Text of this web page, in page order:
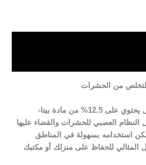
من الحشرات
هو مبيد حشري قوي وفعّال يحتوي على 12.5% من مادة بيتا-
العصبي للحشرات والقضاء عليها
استخدامه بسهولة في المناطق
المثالي للحفاظ على منزلك أو مكتبك